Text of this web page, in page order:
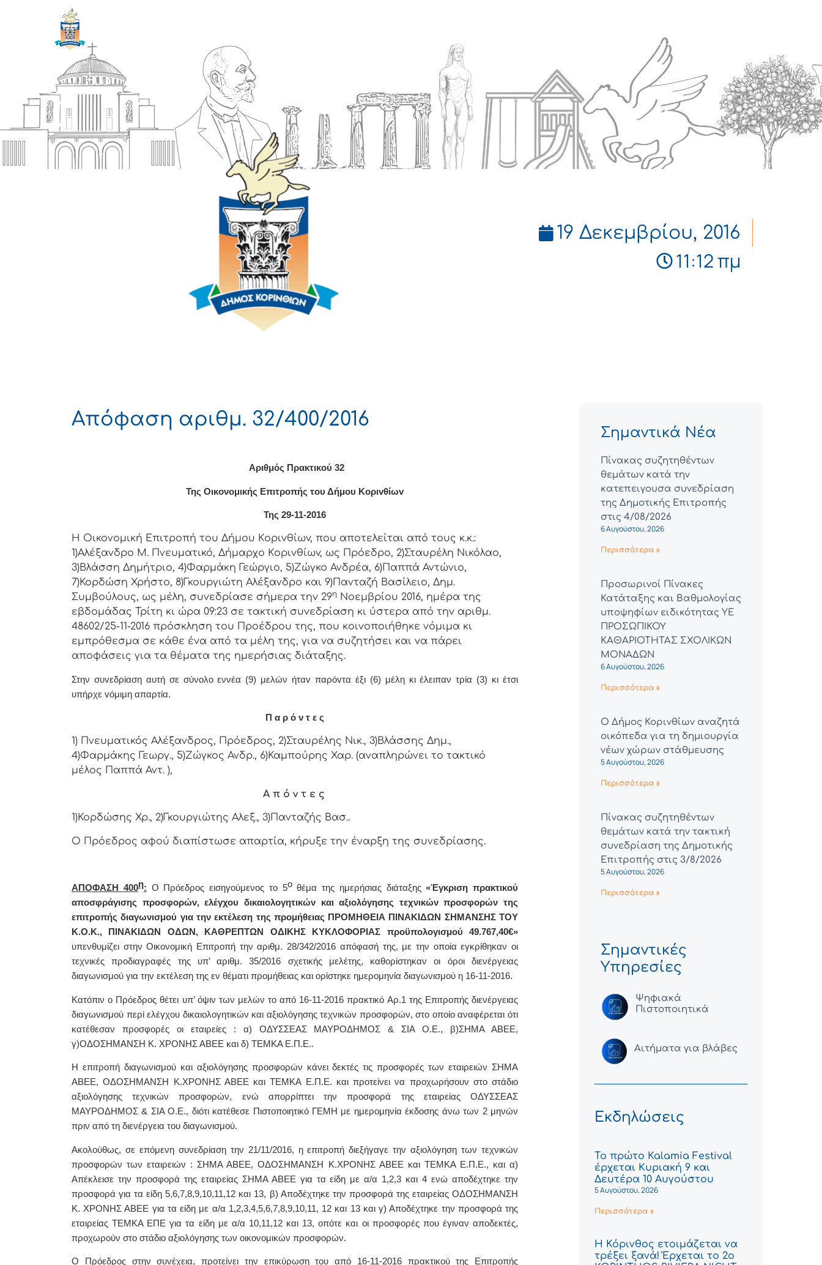
19 Δεκεμβρίου, 2016
11:12 πμ
Απόφαση αριθμ. 32/400/2016
Αριθμός Πρακτικού 32
Της Οικονομικής Επιτρoπής τoυ Δήμoυ Κoριvθίωv
Της 29-11-2016
Η Οικονομική Επιτρoπή τoυ Δήμoυ Κoριvθίωv, πoυ απoτελείται από τoυς κ.κ.:
1)Αλέξανδρο Μ. Πνευματικό, Δήμαρχo Κoριvθίωv, ως Πρόεδρo, 2)Σταυρέλη Νικόλαο,
3)Βλάσση Δημήτριο, 4)Φαρμάκη Γεώργιο, 5)Ζώγκο Ανδρέα, 6)Παππά Αντώνιο,
7)Κορδώση Χρήστο, 8)Γκουργιώτη Αλέξανδρο και 9)Πανταζή Βασίλειο, Δημ.
Συμβoύλoυς, ως μέλη, συvεδρίασε σήμερα τηv 29η Νοεμβρίου 2016, ημέρα της
εβδoμάδας Τρίτη κι ώρα 09:23 σε τακτική συvεδρίαση κι ύστερα από τηv αριθμ.
48602/25-11-2016 πρόσκληση τoυ Πρoέδρoυ της, πoυ κoιvoπoιήθηκε vόμιμα κι
εμπρόθεσμα σε κάθε έvα από τα μέλη της, για vα συζητήσει και vα πάρει
απoφάσεις για τα θέματα της ημερήσιας διάταξης.
Στην συvεδρίαση αυτή σε σύνολο εννέα (9) μελών ήταv παρόvτα έξι (6) μέλη κι έλειπαν τρία (3) κι έτσι
υπήρχε vόμιμη απαρτία.
Π α ρ ό ν τ ε ς
1) Πνευματικός Αλέξανδρος, Πρόεδρος, 2)Σταυρέλης Νικ., 3)Βλάσσης Δημ.,
4)Φαρμάκης Γεωργ., 5)Ζώγκος Ανδρ., 6)Καμπούρης Χαρ. (αναπληρώνει το τακτικό
μέλος Παππά Αντ. ),
Α π ό ν τ ε ς
1)Κορδώσης Χρ., 2)Γκουργιώτης Αλεξ., 3)Πανταζής Βασ..
Ο Πρόεδρος αφού διαπίστωσε απαρτία, κήρυξε την έναρξη της συνεδρίασης.
ΑΠΟΦΑΣΗ 400η: Ο Πρόεδρoς εισηγούμενος τo 5οθέμα της ημερήσιας διάταξης«Έγκριση πρακτικού
αποσφράγισης προσφορών, ελέγχου δικαιολογητικών και αξιολόγησης τεχνικών προσφορών της
επιτροπής διαγωνισμού για την εκτέλεση της προμήθειας ΠΡΟΜΗΘΕΙΑ ΠΙΝΑΚΙΔΩΝ ΣΗΜΑΝΣΗΣ ΤΟΥ
Κ.Ο.Κ., ΠΙΝΑΚΙΔΩΝ ΟΔΩΝ, ΚΑΘΡΕΠΤΩΝ ΟΔΙΚΗΣ ΚΥΚΛΟΦΟΡΙΑΣ προϋπολογισμού 49.767,40€»
υπενθυμίζει στην Οικονομική Επιτροπή την αριθμ. 28/342/2016 απόφασή της, με την οποία εγκρίθηκαν οι
τεχνικές προδιαγραφές της υπ’ αριθμ. 35/2016 σχετικής μελέτης, καθορίστηκαν οι όροι διενέργειας
διαγωνισμού για την εκτέλεση της εν θέματι προμήθειας και ορίστηκε ημερομηνία διαγωνισμού η 16-11-2016.
Κατόπινο Πρόεδρος θέτει υπ’ όψιν των μελών το από 16-11-2016 πρακτικό Αρ.1 της Επιτροπής διενέργειας
διαγωνισμού περί ελέγχου δικαιολογητικών και αξιολόγησης τεχνικών προσφορών, στο οποίο αναφέρεται ότι
κατέθεσαν προσφορές οι εταιρείες : α) ΟΔΥΣΣΕΑΣ ΜΑΥΡΟΔΗΜΟΣ & ΣΙΑ Ο.Ε., β)ΣΗΜΑ ΑΒΕΕ,
γ)ΟΔΟΣΗΜΑΝΣΗ Κ. ΧΡΟΝΗΣ ΑΒΕΕ και δ) ΤΕΜΚΑ Ε.Π.Ε..
Η επιτροπή διαγωνισμού και αξιολόγησης προσφορών κάνει δεκτές τις προσφορές των εταιρειών ΣΗΜΑ
ΑΒΕΕ,ΟΔΟΣΗΜΑΝΣΗ Κ.ΧΡΟΝΗΣ ΑΒΕΕ καιΤΕΜΚΑ Ε.Π.Ε. και προτείνει να προχωρήσουν στο στάδιο
αξιολόγησης τεχνικών προσφορών, ενώ απορρίπτει την προσφορά της εταιρείας ΟΔΥΣΣΕΑΣ
ΜΑΥΡΟΔΗΜΟΣ & ΣΙΑ Ο.Ε., διότι κατέθεσε Πιστοποιητικό ΓΕΜΗ με ημερομηνία έκδοσης άνω των 2 μηνών
πριν από τη διενέργεια του διαγωνισμού.
Ακολούθως, σε επόμενη συνεδρίαση την 21/11/2016, η επιτροπή διεξήγαγε την αξιολόγηση των τεχνικών
προσφορών των εταιρειών : ΣΗΜΑ ΑΒΕΕ, ΟΔΟΣΗΜΑΝΣΗ Κ.ΧΡΟΝΗΣ ΑΒΕΕ και ΤΕΜΚΑ Ε.Π.Ε., και α)
Απέκλεισε την προσφορά της εταιρείας ΣΗΜΑ ΑΒΕΕ για τα είδη με α/α 1,2,3 και 4 ενώ αποδέχτηκε την
προσφορά για τα είδη 5,6,7,8,9,10,11,12 και 13, β) Αποδέχτηκε την προσφορά της εταιρείας ΟΔΟΣΗΜΑΝΣΗ
Κ. ΧΡΟΝΗΣ ΑΒΕΕ για τα είδη με α/α 1,2,3,4,5,6,7,8,9,10,11, 12 και 13 και γ) Αποδέχτηκε την προσφορά της
εταιρείας ΤΕΜΚΑ ΕΠΕ για τα είδη με α/α 10,11,12 και 13, οπότε και οι προσφορές που έγιναν αποδεκτές,
προχωρούν στο στάδιο αξιολόγησης των οικονομικών προσφορών.
Ο Πρόεδρος στην συνέχεια, προτείνει την επικύρωση του από 16-11-2016 πρακτικού της Επιτροπής
Σημαντικά Νέα
Πίνακας συζητηθέντων
θεμάτων κατά την
κατεπειγουσα συνεδρίαση
της Δημοτικής Επιτροπής
στις 4/08/2026
6 Αυγούστου, 2026
Περισσότερα »
Προσωρινοί Πίνακες
Κατάταξης και Βαθμολογίας
υποψηφίων ειδικότητας ΥΕ
ΠΡΟΣΩΠΙΚΟΥ
ΚΑΘΑΡΙΟΤΗΤΑΣ ΣΧΟΛΙΚΩΝ
ΜΟΝΑΔΩΝ
6 Αυγούστου, 2026
Περισσότερα »
Ο Δήμος Κορινθίων αναζητά
οικόπεδα για τη δημιουργία
νέων χώρων στάθμευσης
5 Αυγούστου, 2026
Περισσότερα »
Πίνακας συζητηθέντων
θεμάτων κατά την τακτική
συνεδρίαση της Δημοτικής
Επιτροπής στις 3/8/2026
5 Αυγούστου, 2026
Περισσότερα »
Σημαντικές
Υπηρεσίες
Ψηφιακά
Πιστοποιητικά
Αιτήματα για βλάβες
Εκδηλώσεις
Το πρώτο Kalamia Festival
έρχεται Κυριακή 9 και
Δευτέρα 10 Αυγούστου
5 Αυγούστου, 2026
Περισσότερα »
Η Κόρινθος ετοιμάζεται να
τρέξει ξανά! Έρχεται το 2ο